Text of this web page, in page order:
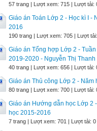
57 trang | Lượt xem: 715 | Lượt tải:
Giáo án Toán Lớp 2 - Học kì I -
2016
190 trang | Lượt xem: 705 | Lượt
Giáo án Tổng hợp Lớp 2 -
2019-2020 - Nguyễn Thị Thanh
40 trang | Lượt xem: 656 | Lượt tải:
Giáo án Thủ công Lớp 2 - Năm
80 trang | Lượt xem: 700 | Lượt tải:
Giáo án Hướng dẫn học Lớp 2
học 2015-2016
7 trang | Lượt xem: 701 | Lượt tải: 0